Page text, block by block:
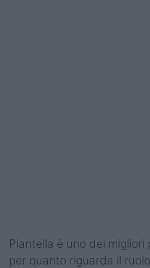
Piantella è uno dei
per quanto riguarda il